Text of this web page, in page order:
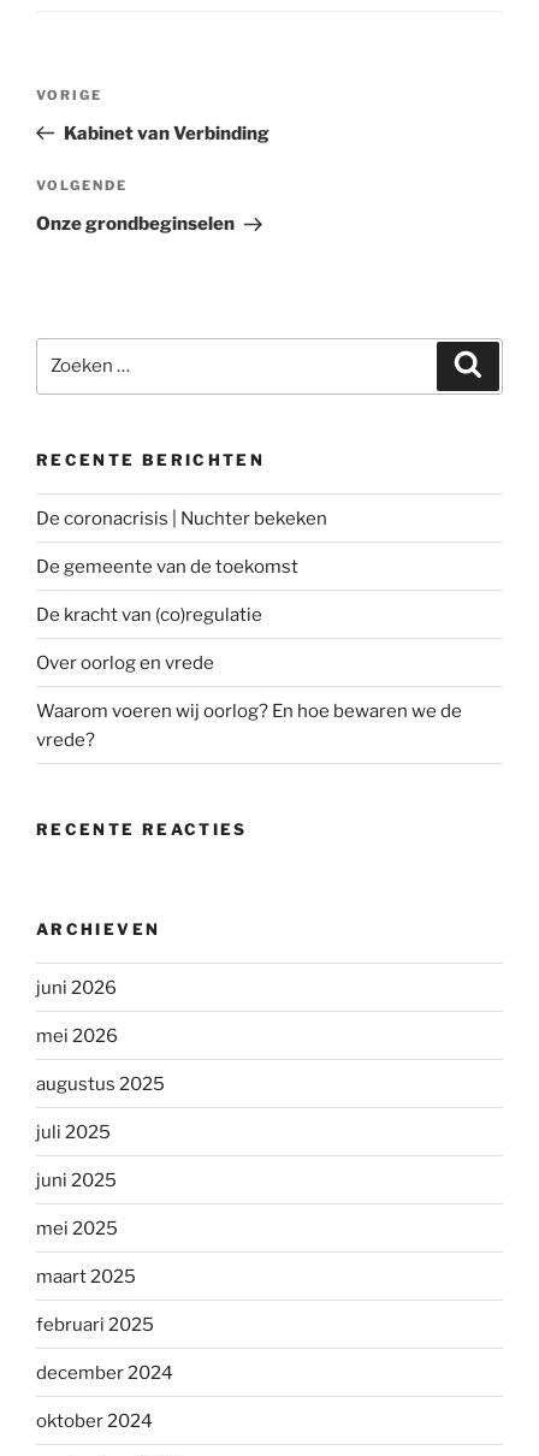
Bericht
Vorig
bericht
VORIGE
Kabinet van Verbinding
Volgend
bericht
VOLGENDE
Onze grondbeginselen
naar:
RECENTE BERICHTEN
De coronacrisis | Nuchter bekeken
De gemeente van de toekomst
De kracht van (co)regulatie
Over oorlog en vrede
Waarom voeren wij oorlog? En hoe bewaren we de
vrede?
RECENTE REACTIES
ARCHIEVEN
juni 2026
mei 2026
augustus 2025
juli 2025
juni 2025
mei 2025
maart 2025
februari 2025
december 2024
oktober 2024